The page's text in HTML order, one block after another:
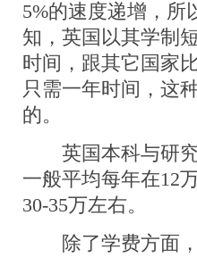
5%的速度递增，所
知，英国以其学制
时间，跟其它国家
只需一年时间，这
的。
英国本科与研究
一般平均每年在12
30-35万左右。
除了学费方面，